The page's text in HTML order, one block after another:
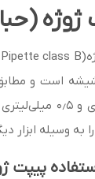
ژوژه
به وسیله ابزار
پیپت